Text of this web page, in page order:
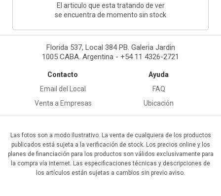
El articulo que esta tratando de ver
se encuentra de momento sin stock
Florida 537, Local 384 PB. Galeria Jardin
1005 CABA. Argentina - +54 11 4326-2721
Contacto
Email del Local
Venta a Empresas
Ayuda
FAQ
Ubicación
Las fotos son a modo ilustrativo. La venta de cualquiera de los productos
publicados está sujeta a la verificación de stock. Los precios online y los
planes de financiación para los productos son válidos exclusivamente para
la compra vía internet. Las especificaciones técnicas y descripciones de
los artículos están sujetas a cambios sin previo aviso.